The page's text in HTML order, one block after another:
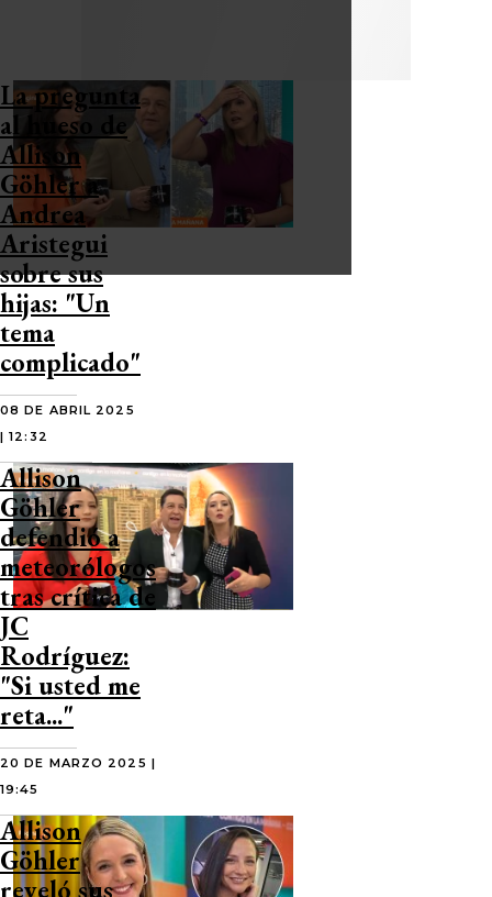
La pregunta
al hueso de
Allison
Göhler a
Andrea
Aristegui
sobre sus
hijas: "Un
tema
complicado"
08 DE ABRIL 2025
| 12:32
Allison
Göhler
defendió a
meteorólogos
tras crítica de
JC
Rodríguez:
"Si usted me
reta..."
20 DE MARZO 2025 |
19:45
Allison
Göhler
reveló sus